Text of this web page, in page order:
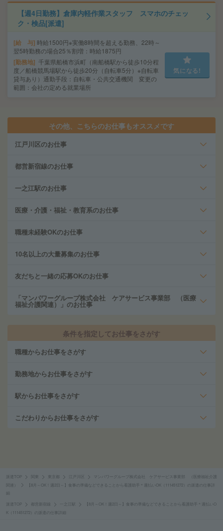
【週4日勤務】倉庫内軽作業スタッフ スマホのチェッ
ク・検品[派遣]
給 与 時給1500円※実働8時間を超える勤務、22時～
翌5時勤務の場合25％割増：時給1875円
勤務地 千葉県船橋市浜町（南船橋駅から徒歩10分程
度／船橋競馬場駅から徒歩20分（自転車5分）※自転車
貸与あり）通勤手段：自転車・公共交通機関 変更の
範囲：会社の定める就業場所
気になる!
その他、こちらのお仕事もオススメです
江戸川区のお仕事
都営新宿線のお仕事
一之江駅のお仕事
医療・介護・福祉・教育系のお仕事
職種未経験OKのお仕事
10名以上の大量募集のお仕事
友だちと一緒の応募OKのお仕事
「マンパワーグループ株式会社 ケアサービス事業部 （医療
福祉介護関連）」のお仕事
条件を指定してお仕事をさがす
職種からお仕事をさがす
勤務地からお仕事をさがす
駅からお仕事をさがす
こだわりからお仕事をさがす
派遣TOP 東京都 江戸川区
マンパワーグループ株式会社 ケアサービス事業部 （医療福祉介護
関連）
【8月～OK！週2日～】食事の準備などできることから看護助手＊週払いOK（111451272）の派遣の仕事詳
細
派遣TOP 都営新宿線 一之江駅
【8月～OK！週2日～】食事の準備などできることから看護助手＊週払いO
K（111451272）の派遣の仕事詳細